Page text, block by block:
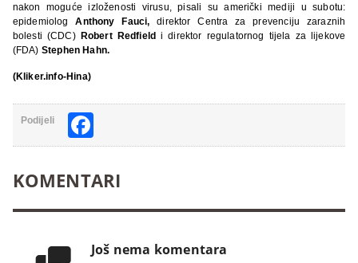
nakon moguće izloženosti virusu, pisali su američki mediji u subotu:
epidemiologAnthony Fauci, direktor Centra za prevenciju zaraznih
bolesti (CDC) Robert Redfield i direktor regulatornog tijela za lijekove
(FDA) Stephen Hahn.
(Kliker.info-Hina)
Podijeli
KOMENTARI
Još nema komentara